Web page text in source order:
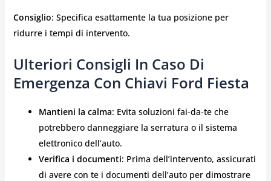
Consiglio: Specifica esattamente la tua posizione per
ridurre i tempi di intervento.
Ulteriori Consigli In Caso Di
Emergenza Con Chiavi Ford Fiesta
Mantieni la calma: Evita soluzioni fai-da-te che
potrebbero danneggiare la serratura o il sistema
elettronico dell’auto.
Verifica i documenti: Prima dell’intervento, assicurati
di avere con te i documenti dell’auto per dimostrare